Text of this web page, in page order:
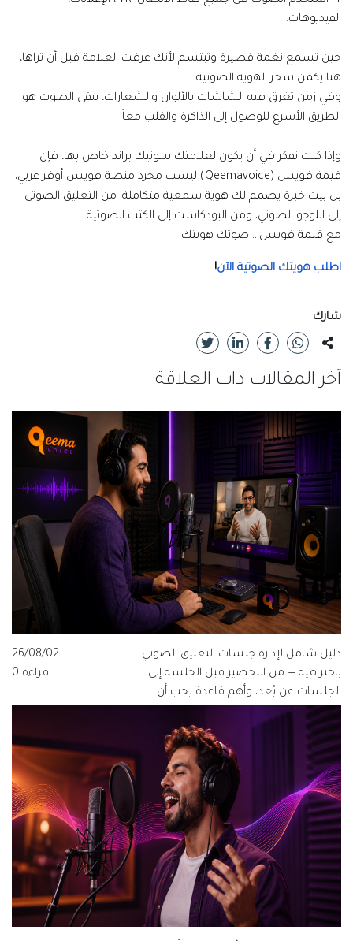
الفيديوهات.
حين تسمع نغمة قصيرة وتبتسم لأنك عرفت العلامة قبل أن تراها،
هنا يكمن سحر الهوية الصوتية.
وفي زمن تغرق فيه الشاشات بالألوان والشعارات، يبقى الصوت هو
الطريق الأسرع للوصول إلى الذاكرة والقلب معاً.
وإذا كنت تفكر في أن يكون لعلامتك سونيك براند خاص بها، فإن
قيمة فويس (Qeemavoice) ليست مجرد منصة فويس أوفر عربي،
بل بيت خبرة يصمم لك هوية سمعية متكاملة: من التعليق الصوتي
إلى اللوجو الصوتي، ومن البودكاست إلى الكتب الصوتية.
مع قيمة فويس… صوتك هويتك.
اطلب هويتك الصوتية الآن!
شارك
آخر المقالات ذات العلاقة
دليل شامل لإدارة جلسات التعليق الصوتي
باحترافية — من التحضير قبل الجلسة إلى
الجلسات عن بُعد، وأهم قاعدة يجب أن
يعرفها كل مخرج ومنتج وفنان صوت.
26/08/02
قراءة 0